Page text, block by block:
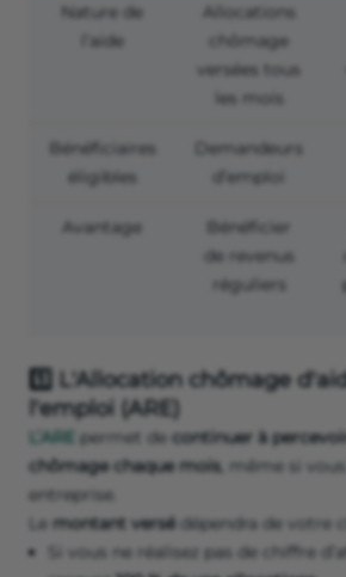
Nature de
l’aide
Allocations
chômage
versées tous
les mois
Bénéficiaires
éligibles
Demandeurs
d’emploi
Avantage
Bénéficier
de revenus
réguliers
1️⃣ L'Allocation chômage
l'emploi (ARE)
L’ARE permet de continuer à
chômage chaque mois, même si
entreprise.
Le montant versédépendra de votre
Si vous ne réalisez pas de chiffre